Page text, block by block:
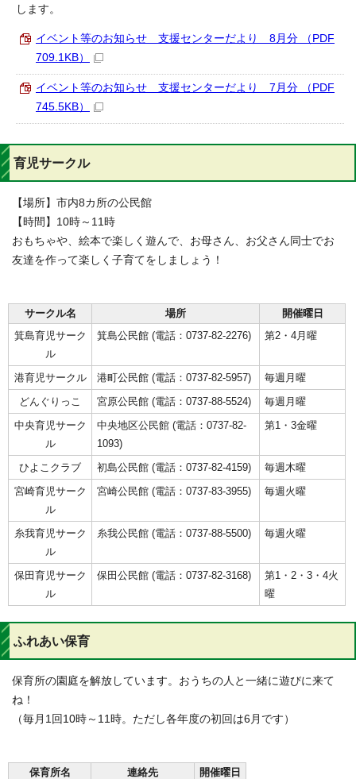
します。
イベント等のお知らせ 支援センターだより 8月分 （PDF
709.1KB）
イベント等のお知らせ 支援センターだより 7月分 （PDF
745.5KB）
育児サークル
【場所】市内8カ所の公民館
【時間】10時～11時
おもちゃや、絵本で楽しく遊んで、お母さん、お父さん同士でお
友達を作って楽しく子育てをしましょう！
サークル名 場所
開催曜日
箕島育児サーク
ル
箕島公民館 (電話：0737-82-2276) 第2・4月曜
港育児サークル 港町公民館 (電話：0737-82-5957)
毎週月曜
どんぐりっこ
宮原公民館 (電話：0737-88-5524)
毎週月曜
中央育児サーク
ル
中央地区公民館 (電話：0737-82-
1093)
第1・3金曜
ひよこクラブ 初島公民館 (電話：0737-82-4159)
毎週木曜
宮崎育児サーク
ル
宮崎公民館 (電話：0737-83-3955) 毎週火曜
糸我育児サーク
ル
糸我公民館 (電話：0737-88-5500) 毎週火曜
保田育児サーク
ル
保田公民館 (電話：0737-82-3168)
第1・2・3・4火
曜
ふれあい保育
保育所の園庭を解放しています。おうちの人と一緒に遊びに来て
ね！
（毎月1回10時～11時。ただし各年度の初回は6月です）
保育所名 連絡先
開催曜日